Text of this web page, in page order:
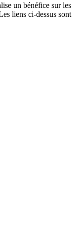
un bénéfice sur les
liens ci-dessus sont